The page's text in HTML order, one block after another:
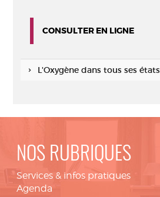
CONSULTER EN LIGNE
L'Oxygène dans tous ses états
NOS RUBRIQUES
Services & infos pratiques
Agenda